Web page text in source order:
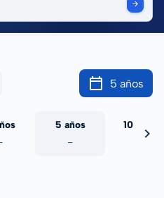
5 años
5 años
-
10 años